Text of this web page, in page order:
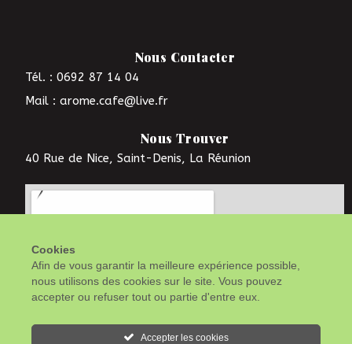
Nous Contacter
Tél. : 0692 87 14 04
Mail : arome.cafe@live.fr
Nous Trouver
40 Rue de Nice, Saint-Denis, La Réunion
Cookies
Afin de vous garantir la meilleure expérience possible,
nous utilisons des cookies sur le site. Vous pouvez
accepter ou refuser tout ou partie d'entre eux.
Accepter les cookies